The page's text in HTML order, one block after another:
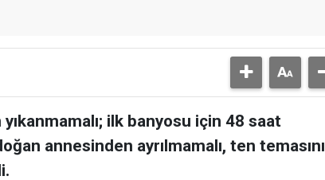
ilk banyosu için 48 saat
annesinden ayrılmamalı, ten temasını